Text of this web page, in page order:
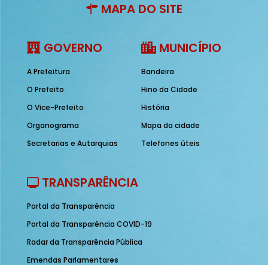
MAPA DO SITE
GOVERNO
A Prefeitura
O Prefeito
O Vice-Prefeito
Organograma
Secretarias e Autarquias
MUNICÍPIO
Bandeira
Hino da Cidade
História
Mapa da cidade
Telefones úteis
TRANSPARÊNCIA
Portal da Transparência
Portal da Transparência COVID-19
Radar da Transparência Pública
Emendas Parlamentares